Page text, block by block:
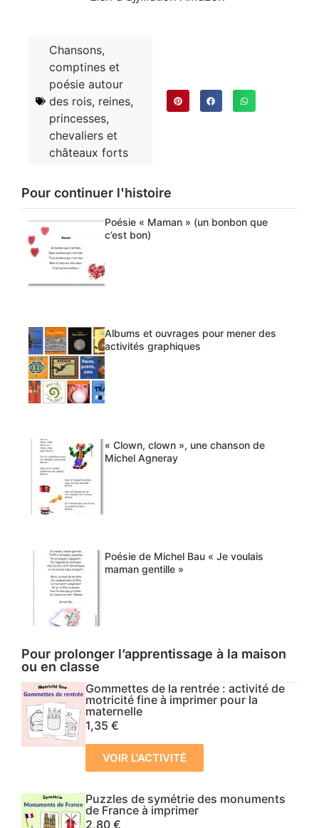
Chansons,
comptines et
poésie autour
des rois, reines,
princesses,
chevaliers et
châteaux forts
Pour continuer l'histoire
Poésie « Maman » (un bonbon que
c’est bon)
Albums et ouvrages pour mener des
activités graphiques
« Clown, clown », une chanson de
Michel Agneray
Poésie de Michel Bau « Je voulais
maman gentille »
Pour prolonger l’apprentissage à la maison
ou en classe
Gommettes de la rentrée : activité de
motricité fine à imprimer pour la
maternelle
1,35 €
VOIR L'ACTIVITÉ
Puzzles de symétrie des monuments
de France à imprimer
2,80 €